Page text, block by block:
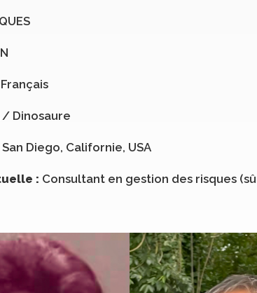
Français
/ Dinosaure
San Diego, Californie, USA
: Consultant en gestion des risques